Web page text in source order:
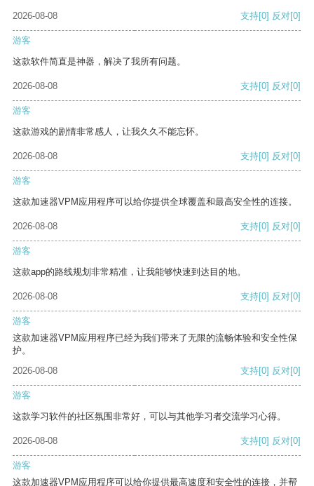
2026-08-08 支持[0] 反对[0]
游客
这款软件简直是神器，解决了我所有问题。
2026-08-08 支持[0] 反对[0]
游客
这款游戏的剧情非常感人，让我久久不能忘怀。
2026-08-08 支持[0] 反对[0]
游客
这款加速器VPM应用程序可以给你提供全球覆盖和最高安全性的连接。
2026-08-08 支持[0] 反对[0]
游客
这款app的路线规划非常精准，让我能够快速到达目的地。
2026-08-08 支持[0] 反对[0]
游客
这款加速器VPM应用程序已经为我们带来了无限的流畅体验和安全性保
护。
2026-08-08
支持[0] 反对[0]
游客
这款学习软件的社区氛围非常好，可以与其他学习者交流学习心得。
2026-08-08 支持[0] 反对[0]
游客
这款加速器VPM应用程序可以给你提供最高速度和安全性的连接，并帮